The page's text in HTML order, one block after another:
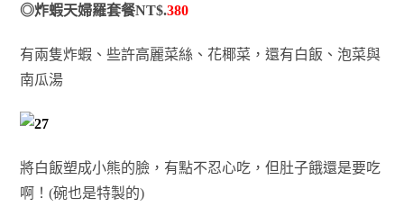
◎炸蝦天婦羅套餐NT$.380
有兩隻炸蝦、些許高麗菜絲、花椰菜，還有白飯、泡菜與
南瓜湯
將白飯塑成小熊的臉，有點不忍心吃，但肚子餓還是要吃
啊！(碗也是特製的)